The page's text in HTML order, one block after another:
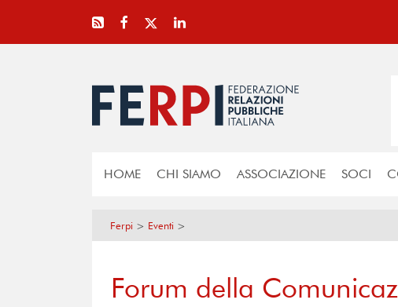
HOME CHI SIAMO ASSOCIAZIONE SOCI
Ferpi > Eventi >
Forum della